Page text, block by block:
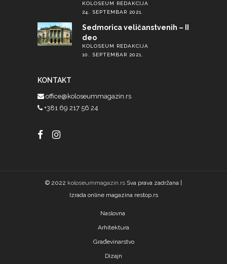
KOLOSEUM REDAKCIJA
24. SEPTEMBAR 2021.
Sedmorica veličanstvenih – II
deo
KOLOSEUM REDAKCIJA
10. SEPTEMBAR 2021.
KONTAKT
office@koloseummagazin.rs
+381 69 217 56 24
© 2022 koloseummagazin.rs Sva prava zadržana |
Izrada online magazina restop.rs
Naslovna
Arhitektura
Građevinarstvo
Dizajn